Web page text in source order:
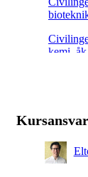
kemi,